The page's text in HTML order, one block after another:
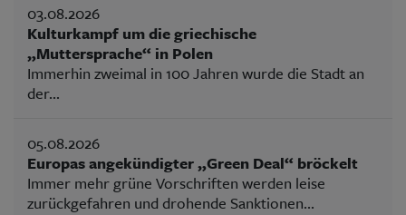
03.08.2026
Kulturkampf um die griechische
„Muttersprache“ in Polen
Immerhin zweimal in 100 Jahren wurde die Stadt an
der...
05.08.2026
Europas angekündigter „Green Deal“ bröckelt
Immer mehr grüne Vorschriften werden leise
zurückgefahren und drohende Sanktionen...